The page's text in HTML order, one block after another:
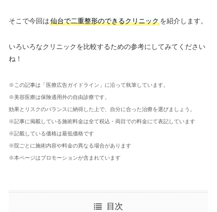
そこで今回は仙台で二重整形のできるクリニックを紹介します。
いろいろなクリニックを比較するための参考にしてみてください
ね！
※この記事は「医療広告ガイドライン」に沿って執筆しています。
※美容医療は保険適用外の自由診療です。
効果とリスクのバランスに納得した上で、自分に合った治療を選びましょう。
※記事に掲載している施術料金は全て税込・両目での料金にて表記しています
※記載している価格は最低価格です
※院ごとに施術内容や料金の異なる場合があります
※本ページはプロモーションが含まれています
目次